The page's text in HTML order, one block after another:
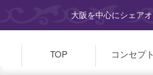
大阪を中心にシェア
TOP コンセプト